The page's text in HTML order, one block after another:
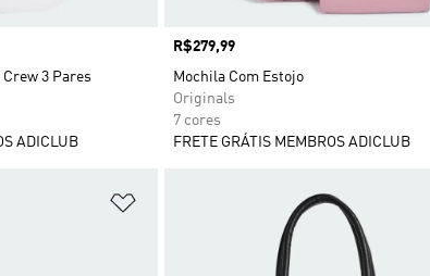
3 Pares
ADICLUB
Preço
R$279,99
Mochila Com Estojo
Originals
7 cores
FRETE GRÁTIS MEMBROS ADICLUB
Adicionar à Lista de Desejos